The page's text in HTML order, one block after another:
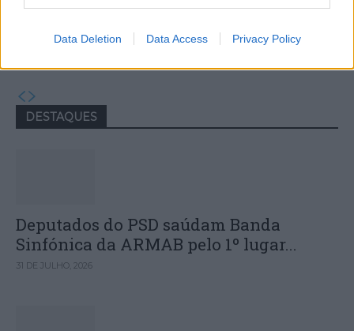
Data Deletion Data Access Privacy Policy
Câmara Municipal de Oliveira do
Hospital volta a oferecer cadernos de
DESTAQUES
Deputados do PSD saúdam Banda
Sinfónica da ARMAB pelo 1º lugar...
31 DE JULHO, 2026